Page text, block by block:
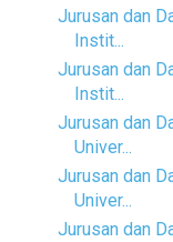
Jurusan dan
Instit...
Jurusan dan
Instit...
Jurusan dan
Univer...
Jurusan dan
Univer...
Jurusan dan